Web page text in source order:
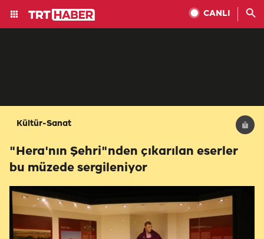
CANLI
Kültür-Sanat
"Hera'nın Şehri"nden çıkarılan eserler
bu müzede sergileniyor